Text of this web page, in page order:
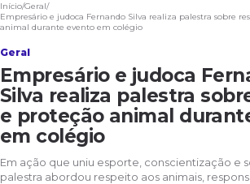
Início/Geral/
Empresário e judoca Fernando Silva realiza palestra sobre
animal durante evento em colégio
Geral
Empresário e judoca
Silva realiza palestra
e proteção animal
em colégio
Em ação que uniu esporte, conscientização e
palestra abordou respeito aos animais,